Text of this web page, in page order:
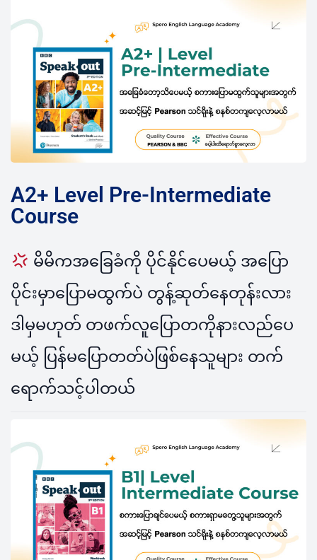
A2+ Level Pre-Intermediate
Course
မိမိကအခြေခံကို ပိုင်နိုင်ပေမယ့် အပြော
ပိုင်းမှာပြောမထွက်ပဲ တွန့်ဆုတ်နေတုန်းလား
ဒါမှမဟုတ် တဖက်လူပြောတကိုနားလည်ပေ
မယ့် ပြန်မပြောတတ်ပဲဖြစ်နေသူများ တက်
ရောက်သင့်ပါတယ်